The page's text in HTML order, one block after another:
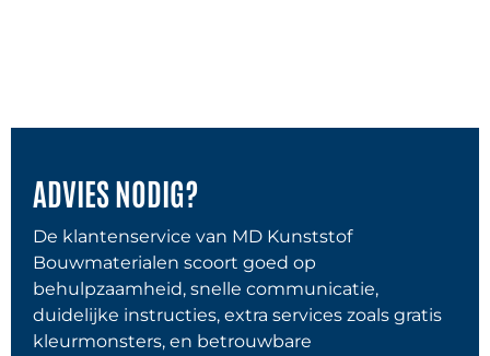
ADVIES NODIG?
De klantenservice van MD Kunststof
Bouwmaterialen scoort goed op
behulpzaamheid, snelle communicatie,
duidelijke instructies, extra services zoals gratis
kleurmonsters, en betrouwbare